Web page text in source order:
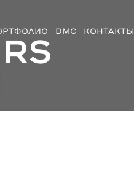
DMC КОНТАКТЫ